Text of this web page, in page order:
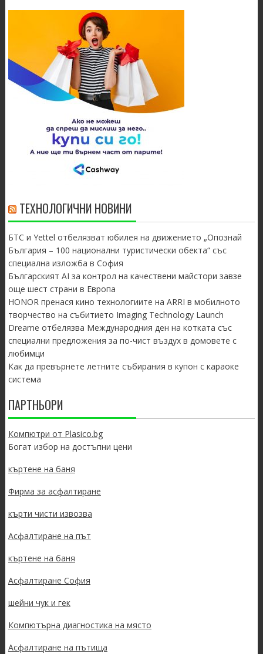
ТЕХНОЛОГИЧНИ НОВИНИ
БТС и Yettel отбелязват юбилея на движението „Опознай
България – 100 национални туристически обекта“ със
специална изложба в София
Българският AI за контрол на качествени майстори завзе
още шест страни в Европа
HONOR пренася кино технологиите на ARRI в мобилното
творчество на събитието Imaging Technology Launch
Dreame отбелязва Международния ден на котката със
специални предложения за по-чист въздух в домовете с
любимци
Как да превърнете летните събирания в купон с караоке
система
ПАРТНЬОРИ
Компютри от Plasico.bg
Богат избор на достъпни цени
къртене на баня
Фирма за асфалтиране
кърти чисти извозва
Асфалтиране на път
къртене на баня
Асфалтиране София
шейни чук и гек
Компютърна диагностика на място
Асфалтиране на пътища